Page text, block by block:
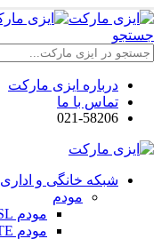
جستجو
درباره ایزی مارکت
تماس با ما
021-58206
شبکه خانگی و اداری
مودم
مودم ADSL و VDSL
مودم ۳G/۴G LTE